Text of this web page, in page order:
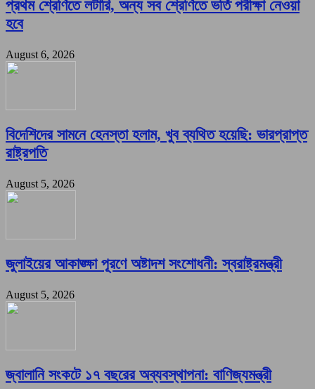
প্রথম শ্রেণিতে লটারি, অন্য সব শ্রেণিতে ভর্তি পরীক্ষা নেওয়া
হবে
August 6, 2026
বিদেশিদের সামনে হেনস্তা হলাম, খুব ব্যথিত হয়েছি: ভারপ্রাপ্ত
রাষ্ট্রপতি
August 5, 2026
জুলাইয়ের আকাঙ্ক্ষা পূরণে অষ্টাদশ সংশোধনী: স্বরাষ্ট্রমন্ত্রী
August 5, 2026
জ্বালানি সংকটে ১৭ বছরের অব্যবস্থাপনা: বাণিজ্যমন্ত্রী